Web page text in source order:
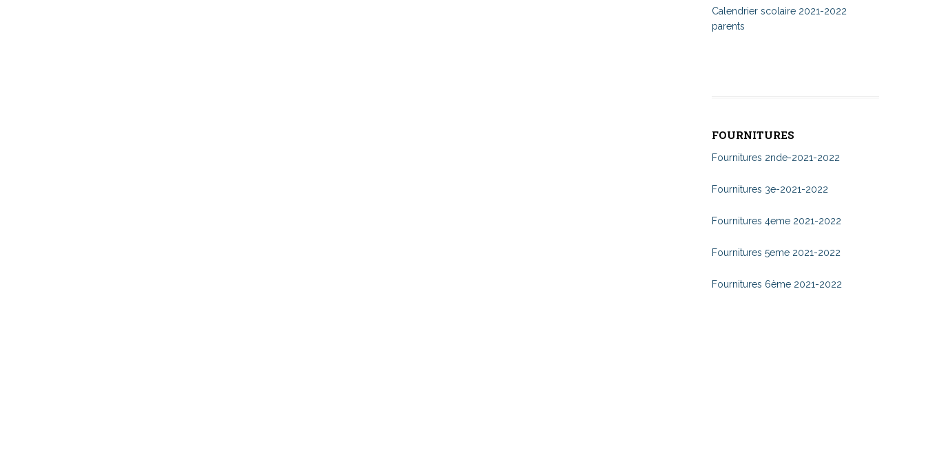
Calendrier scolaire 2021-2022
parents
FOURNITURES
Fournitures 2nde-2021-2022
Fournitures 3e-2021-2022
Fournitures 4eme 2021-2022
Fournitures 5eme 2021-2022
Fournitures 6ème 2021-2022